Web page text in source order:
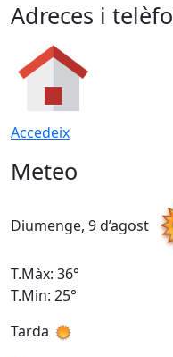
Adreces i
Accedeix
Meteo
Diumenge, 9 d’agost
T.Màx: 36°
T.Min: 25°
Tarda